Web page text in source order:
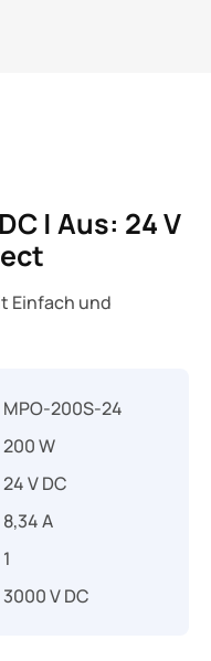
| Aus: 24 V
Einfach und
MPO-200S-24
200 W
24 V DC
8,34 A
1
3000 V DC